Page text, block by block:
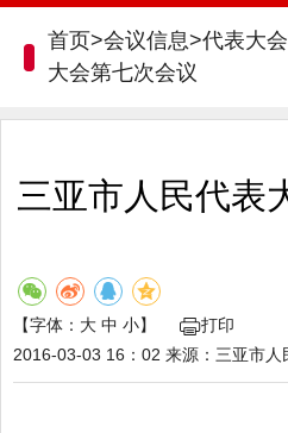
首页>会议信息>代表大
大会第七次会议
三亚市人民代表
【字体： 大 中 小】
打印
2016-03-03 16：02 来源： 三亚市人